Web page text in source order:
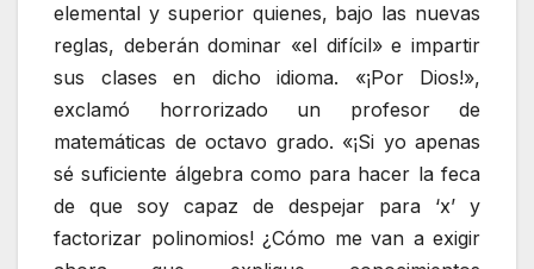
elemental y superior quienes, bajo las nuevas
reglas, deberán dominar «el difícil» e impartir
sus clases en dicho idioma. «¡Por Dios!»,
exclamó horrorizado un profesor de
matemáticas de octavo grado. «¡Si yo apenas
sé suficiente álgebra como para hacer la feca
de que soy capaz de despejar para ‘x’ y
factorizar polinomios! ¿Cómo me van a exigir